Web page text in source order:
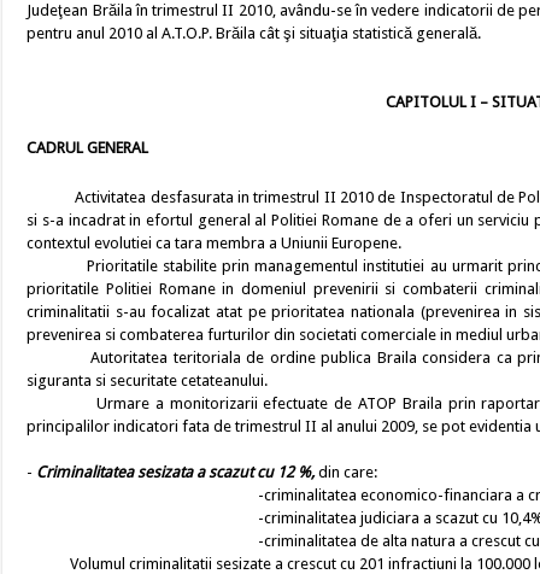
Judeţean Brăila în trimestrul II 2010, avându-se în vedere indicatorii de
pentru anul 2010 al A.T.O.P. Brăila cât şi situaţia statistică generală.
CAPITOLUL I –
CADRUL GENERAL
Activitatea desfasurata in trimestrul II 2010 de Inspectoratul de
si s-a incadrat in efortul general al Politiei Romane de a oferi un
contextul evolutiei ca tara membra a Uniunii Europene.
Prioritatile stabilite prin managementul institutiei au urmarit
prioritatile Politiei Romane in domeniul prevenirii si combaterii
criminalitatii s-au focalizat atat pe prioritatea nationala (prevenirea in
prevenirea si combaterea furturilor din societati comerciale in mediul
Autoritatea teritoriala de ordine publica Braila considera ca prin
siguranta si securitate cetateanului.
Urmare a monitorizarii efectuate de ATOP Braila prin raportare
principalilor indicatori fata de trimestrul II al anului 2009, se pot evidentia
- Criminalitatea sesizata a scazut cu 12 %,din care:
-criminalitatea economico-financiara a
-criminalitatea judiciara a scazut cu
-criminalitatea de alta natura a crescut
Volumul criminalitatii sesizate a crescut cu 201 infractiuni la 100.000